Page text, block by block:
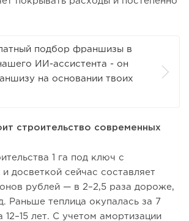
подбор франшизы в
ИИ-ассистента - он
на основании твоих
строительство современных
1 га под ключ с
досветкой сейчас составляет
рублей — в 2–2,5 раза дороже,
Раньше теплица окупалась за 7
12–15 лет. С учетом амортизации